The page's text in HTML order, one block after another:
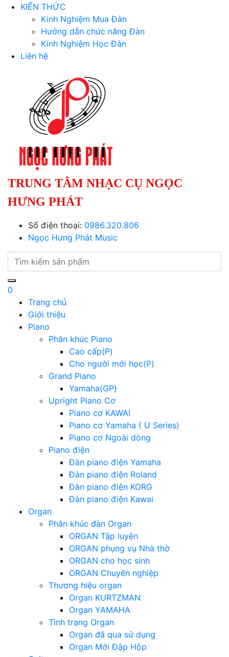
KIẾN THỨC
Kinh Nghiệm Mua Đàn
Hướng dẫn chức năng Đàn
Kinh Nghiệm Học Đàn
Liên hệ
TRUNG TÂM NHẠC CỤ NGỌC
HƯNG PHÁT
Số điện thoại: 0986.320.806
Ngọc Hưng Phát Music
0
Trang chủ
Giới thiệu
Piano
Phân khúc Piano
Cao cấp(P)
Cho người mới học(P)
Grand Piano
Yamaha(GP)
Upright Piano Cơ
Piano cơ KAWAI
Piano cơ Yamaha ( U Series)
Piano cơ Ngoài dòng
Piano điện
Đàn piano điện Yamaha
Đàn piano điện Roland
Đàn piano điện KORG
Đàn piano điện Kawai
Organ
Phân khúc đàn Organ
ORGAN Tập luyện
ORGAN phụng vụ Nhà thờ
ORGAN cho học sinh
ORGAN Chuyên nghiệp
Thương hiệu organ
Organ KURTZMAN
Organ YAMAHA
Tình trạng Organ
Organ đã qua sử dụng
Organ Mới Đập Hộp